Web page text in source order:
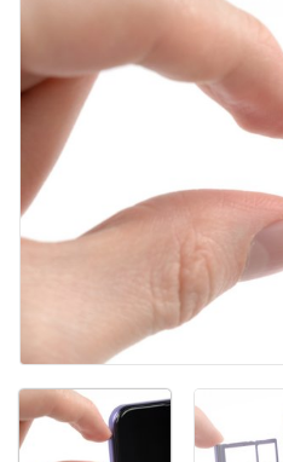
Ajouter un commentaire
Annuler